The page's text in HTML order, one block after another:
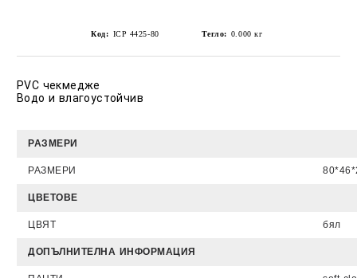
Код: ICP 4425-80 Тегло: 0.000 кг
PVC чекмедже
Водо и влагоустойчив
РАЗМЕРИ
РАЗМЕРИ
ЦВЕТОВЕ
ЦВЯТ бял
ДОПЪЛНИТЕЛНА ИНФОРМАЦИЯ